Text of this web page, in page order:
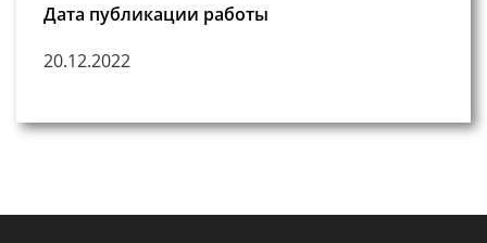
Дата публикации работы
20.12.2022